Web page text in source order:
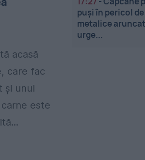
acasă
care fac
și unul
este
puși în pericol
metalice
urge...